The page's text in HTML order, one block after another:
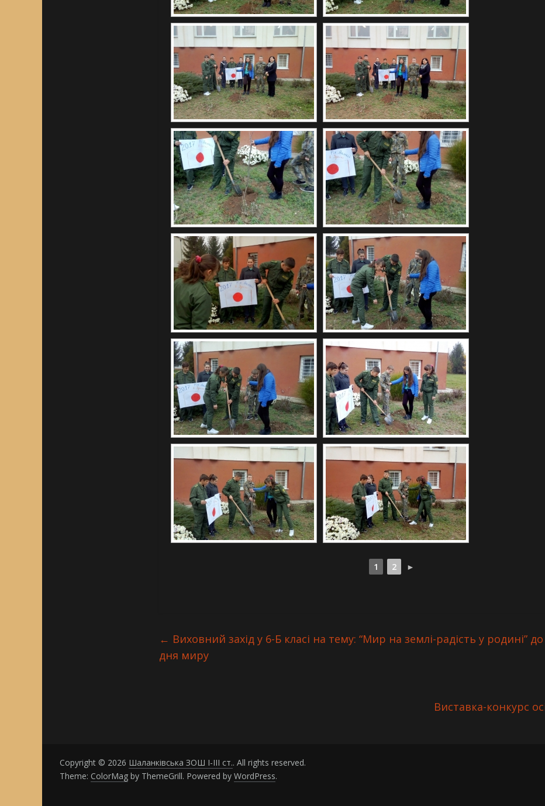
1 2 ►
← Виховний захід у 6-Б класі на тему: “Мир на землі-радість у родині”
дня миру
Виставка-конкурс
Copyright © 2026 Шаланківська ЗОШ І-ІІІ ст.. All rights reserved.
Theme: ColorMag by ThemeGrill. Powered by WordPress.